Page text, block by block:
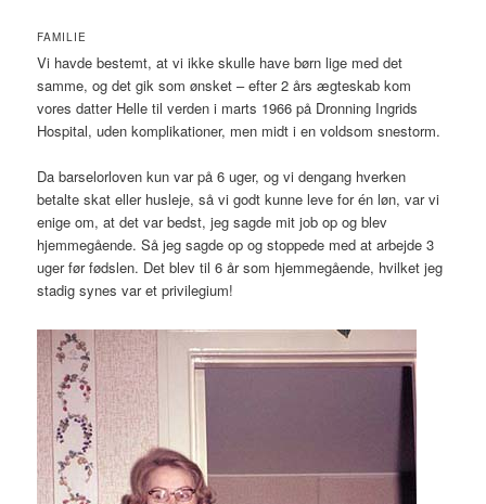
FAMILIE
Vi havde bestemt, at vi ikke skulle have børn lige med det
samme, og det gik som ønsket – efter 2 års ægteskab kom
vores datter Helle til verden i marts 1966 på Dronning Ingrids
Hospital, uden komplikationer, men midt i en voldsom snestorm.
Da barselorloven kun var på 6 uger, og vi dengang hverken
betalte skat eller husleje, så vi godt kunne leve for én løn, var vi
enige om, at det var bedst, jeg sagde mit job op og blev
hjemmegående. Så jeg sagde op og stoppede med at arbejde 3
uger før fødslen. Det blev til 6 år som hjemmegående, hvilket jeg
stadig synes var et privilegium!